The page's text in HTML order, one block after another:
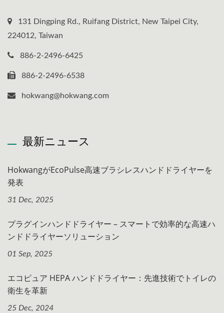
131 Dingping Rd., Ruifang District, New Taipei City,
224012, Taiwan
886-2-2496-6425
886-2-2496-6538
hokwang@hokwang.com
最新ニュース
HokwangがEcoPulse高速ブラシレスハンドドライヤーを
発表
31 Dec, 2025
プラグインハンドドライヤー – スマートで効率的な高速ハ
ンドドライヤーソリューション
01 Sep, 2025
エコピュア HEPA ハンドドライヤー：先進技術でトイレの
衛生を革新
25 Dec, 2024